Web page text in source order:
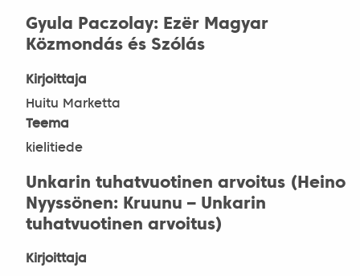
Gyula Paczolay: Ezër Magyar
Közmondás és Szólás
Kirjoittaja
Huitu Marketta
Teema
kielitiede
Unkarin tuhatvuotinen arvoitus (Heino
Nyyssönen: Kruunu – Unkarin
tuhatvuotinen arvoitus)
Kirjoittaja